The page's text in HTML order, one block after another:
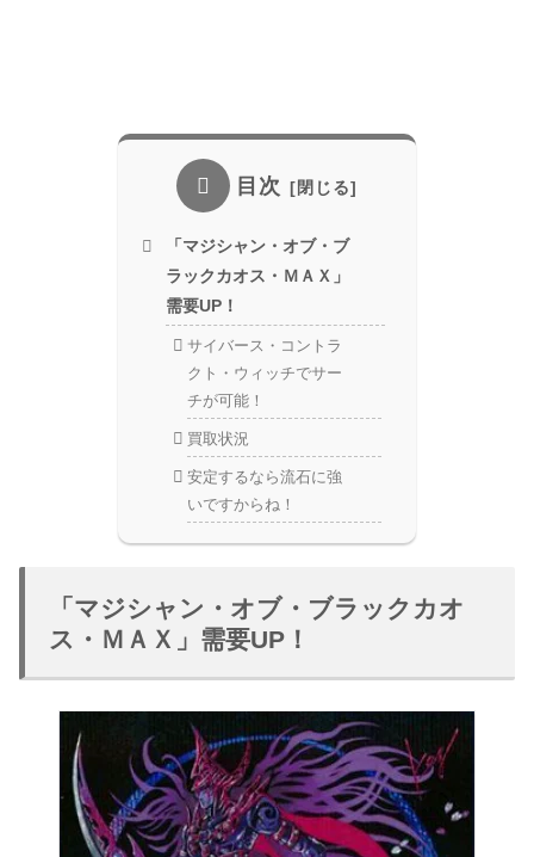
目次
「マジシャン・オブ・ブ
ラックカオス・ＭＡＸ」
需要UP！
サイバース・コントラ
クト・ウィッチでサー
チが可能！
買取状況
安定するなら流石に強
いですからね！
「マジシャン・オブ・ブラックカオ
ス・ＭＡＸ」需要UP！